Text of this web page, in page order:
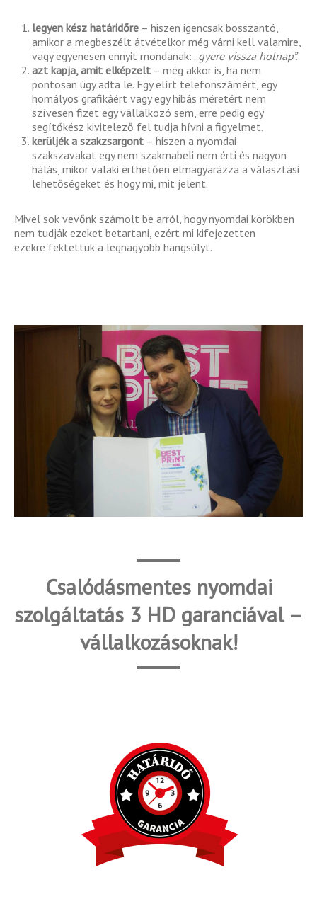
legyen kész határidőre – hiszen igencsak bosszantó,
amikor a megbeszélt átvételkor még várni kell valamire,
vagy egyenesen ennyit mondanak: „gyere vissza holnap”.
azt kapja, amit elképzelt – még akkor is, ha nem
pontosan úgy adta le. Egy elírt telefonszámért, egy
homályos grafikáért vagy egy hibás méretért nem
szívesen fizet egy vállalkozó sem, erre pedig egy
segítőkész kivitelező fel tudja hívni a figyelmet.
kerüljék a szakzsargont – hiszen a nyomdai
szakszavakat egy nem szakmabeli nem érti és nagyon
hálás, mikor valaki érthetően elmagyarázza a választási
lehetőségeket és hogy mi, mit jelent.
Mivel sok vevőnk számolt be arról, hogy nyomdai körökben
nem tudják ezeket betartani, ezért mi kifejezetten
ezekre fektettük a legnagyobb hangsúlyt.
Csalódásmentes nyomdai
szolgáltatás 3 HD garanciával –
vállalkozásoknak!